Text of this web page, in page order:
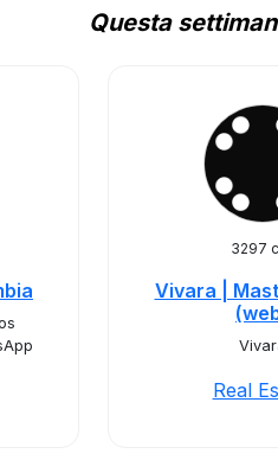
Questa
3297
Vivara |
Real